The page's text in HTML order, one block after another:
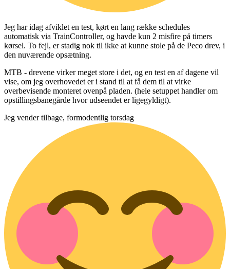
Jeg har idag afviklet en test, kørt en lang række schedules
automatisk via TrainController, og havde kun 2 misfire på timers
kørsel. To fejl, er stadig nok til ikke at kunne stole på de Peco drev, i
den nuværende opsætning.
MTB - drevene virker meget store i det, og en test en af dagene vil
vise, om jeg overhovedet er i stand til at få dem til at virke
overbevisende monteret ovenpå pladen. (hele setuppet handler om
opstillingsbanegårde hvor udseendet er ligegyldigt).
Jeg vender tilbage, formodentlig torsdag